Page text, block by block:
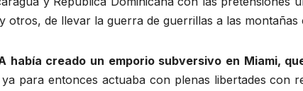
otros, de llevar la guerra de guerrillas a las montañas
había creado un emporio subversivo en Miami,
para entonces actuaba con plenas libertades con